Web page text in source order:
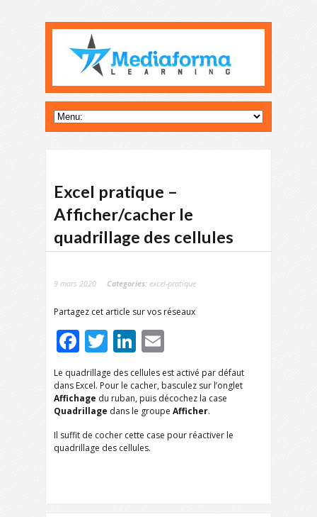
Excel pratique –
Afficher/cacher le
quadrillage des cellules
9 mars 2020 Categories: excel-pratique
Partagez cet article sur vos réseaux
Facebook
TwitterLinkedIn
Le quadrillage des cellules est activé par défaut
dans Excel. Pour le cacher, basculez sur l’onglet
Affichage du ruban, puis décochez la case
Quadrillage dans le groupe Afficher.
Il suffit de cocher cette case pour réactiver le
quadrillage des cellules.